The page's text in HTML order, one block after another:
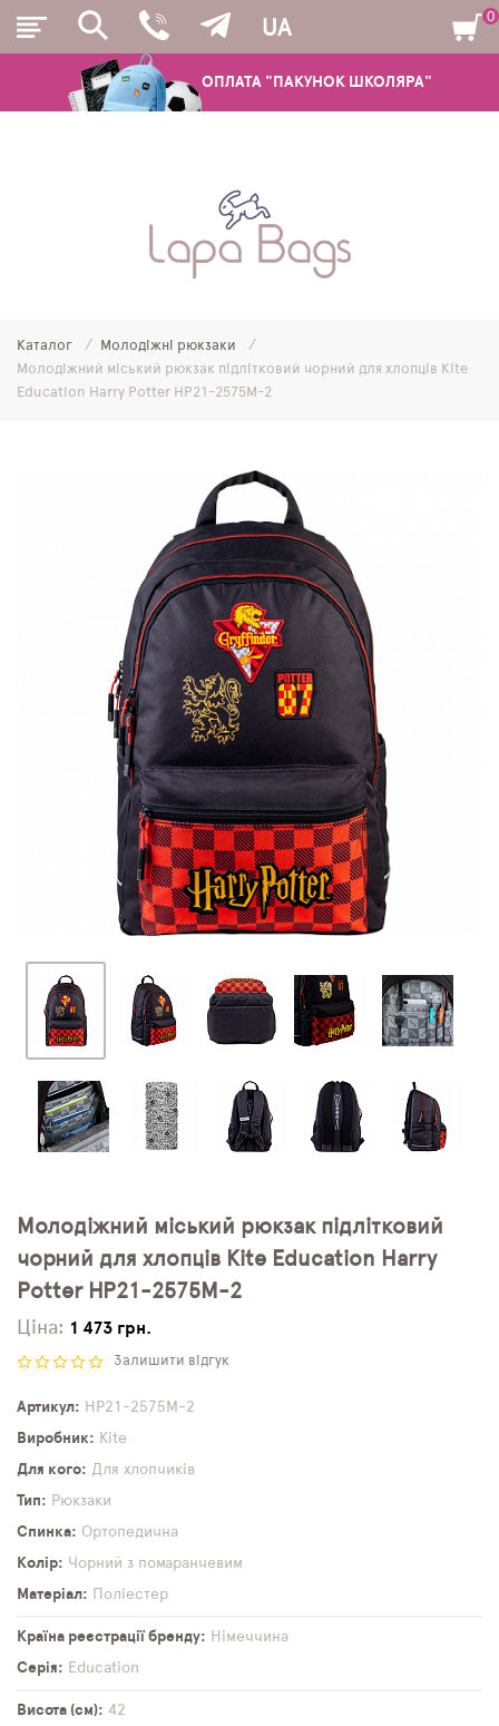
ОПЛАТА "ПАКУНОК ШКОЛЯРА"
UA
ШКІЛЬНІ РЮКЗАКИ ТА РАНЦІ
МОЛОДІЖНІ РЮКЗАКИ
SCHOOL STANDARD
РОЗПРОДАЖ
0
Каталог
Молодіжні рюкзаки
Молодіжний міський рюкзак підлітковий чорний для хлопців Kite
Education Harry Potter HP21-2575M-2
Молодіжний міський рюкзак підлітковий
чорний для хлопців Kite Education Harry
Potter HP21-2575M-2
Ціна: 1 473 грн.
Залишити відгук
Артикул
HP21-2575M-2
Виробник
Kite
Для кого
Для хлопчиків
Тип
Рюкзаки
Спинка
Ортопедична
Колір
Чорний з помаранчевим
Матеріал
Поліестер
Країна реєстрації бренду
Німеччина
Серія
Education
Висота (см)
42